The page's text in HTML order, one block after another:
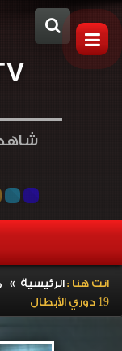
V
انت هنا :الرئيسية »
19 دوري الأبطال